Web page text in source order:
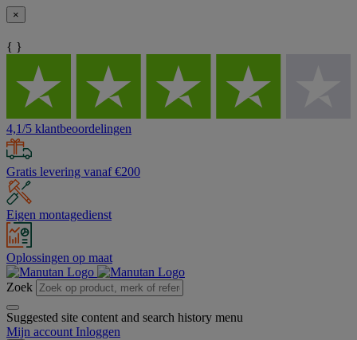
×
{ }
4,1/5 klantbeoordelingen
Gratis levering vanaf €200
Eigen montagedienst
Oplossingen op maat
Zoek
Suggested site content and search history menu
Mijn account Inloggen